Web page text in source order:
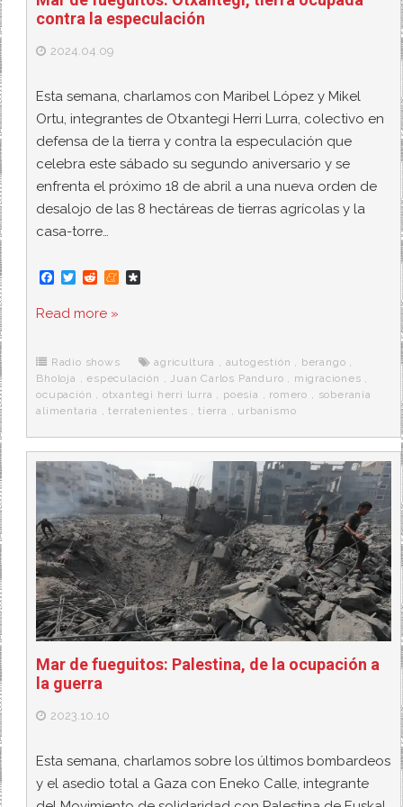
contra la especulación
2024.04.09
Esta semana, charlamos con Maribel López y Mikel
Ortu, integrantes de Otxantegi Herri Lurra, colectivo en
defensa de la tierra y contra la especulación que
celebra este sábado su segundo aniversario y se
enfrenta el próximo 18 de abril a una nueva orden de
desalojo de las 8 hectáreas de tierras agrícolas y la
casa-torre…
F
e
o
k
T
t
r
R
d
M
e
r
a
Read more »
Radio shows agricultura , autogestión , berango ,
Bholoja ,especulación ,Juan Carlos Panduro , migraciones ,
ocupación , otxantegi herri lurra , poesia , romero , soberanía
alimentaria ,terratenientes ,tierra , urbanismo
Mar de fueguitos: Palestina, de la ocupación a
la guerra
2023.10.10
Esta semana, charlamos sobre los últimos bombardeos
y el asedio total a Gaza con Eneko Calle, integrante